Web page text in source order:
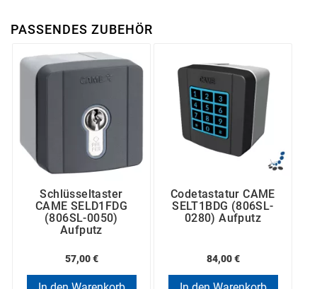
PASSENDES ZUBEHÖR
Schlüsseltaster
CAME SELD1FDG
(806SL-0050)
Aufputz
57,00 €
Codetastatur CAME
SELT1BDG (806SL-
0280) Aufputz
84,00 €